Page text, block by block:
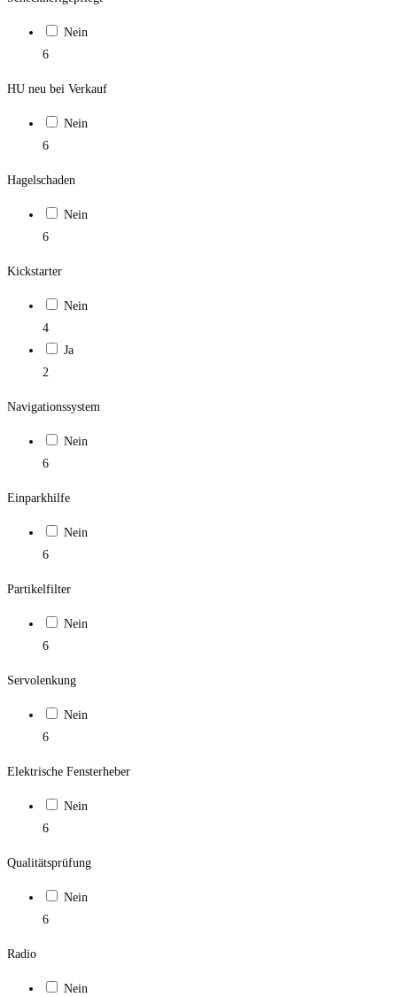
Nein
6
HU neu bei Verkauf
Nein
6
Hagelschaden
Nein
6
Kickstarter
Nein
4
Ja
2
Navigationssystem
Nein
6
Einparkhilfe
Nein
6
Partikelfilter
Nein
6
Servolenkung
Nein
6
Elektrische Fensterheber
Nein
6
Qualitätsprüfung
Nein
6
Radio
Nein